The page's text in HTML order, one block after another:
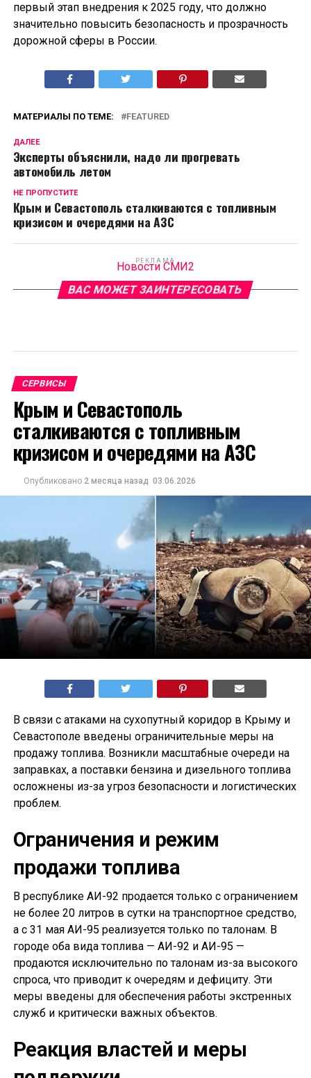
первый этап внедрения к 2025 году, что должно
значительно повысить безопасность и прозрачность
дорожной сферы в России.
МАТЕРИАЛЫ ПО ТЕМЕ: FEATURED
ДАЛЕЕ
Эксперты объяснили, надо ли прогревать
автомобиль летом
НЕ ПРОПУСТИТЕ
Крым и Севастополь сталкиваются с топливным
кризисом и очередями на АЗС
РЕКЛАМА
Новости СМИ2
ВАС МОЖЕТ ЗАИНТЕРЕСОВАТЬ
СЕРВИСЫ
Крым и Севастополь
сталкиваются с топливным
кризисом и очередями на АЗС
Опубликовано 2 месяца назад 03.06.2026
В связи с атаками на сухопутный коридор в Крыму и
Севастополе введены ограничительные меры на
продажу топлива. Возникли масштабные очереди на
заправках, а поставки бензина и дизельного топлива
осложнены из-за угроз безопасности и логистических
проблем.
Ограничения и режим
продажи топлива
В республике АИ-92 продается только с ограничением
не более 20 литров в сутки на транспортное средство,
а с 31 мая АИ-95 реализуется только по талонам. В
городе оба вида топлива — АИ-92 и АИ-95 —
продаются исключительно по талонам из-за высокого
спроса, что приводит к очередям и дефициту. Эти
меры введены для обеспечения работы экстренных
служб и критически важных объектов.
Реакция властей и меры